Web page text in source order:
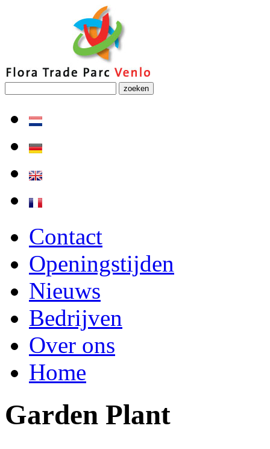
zoeken
Contact
Openingstijden
Nieuws
Bedrijven
Over ons
Home
Garden Plant